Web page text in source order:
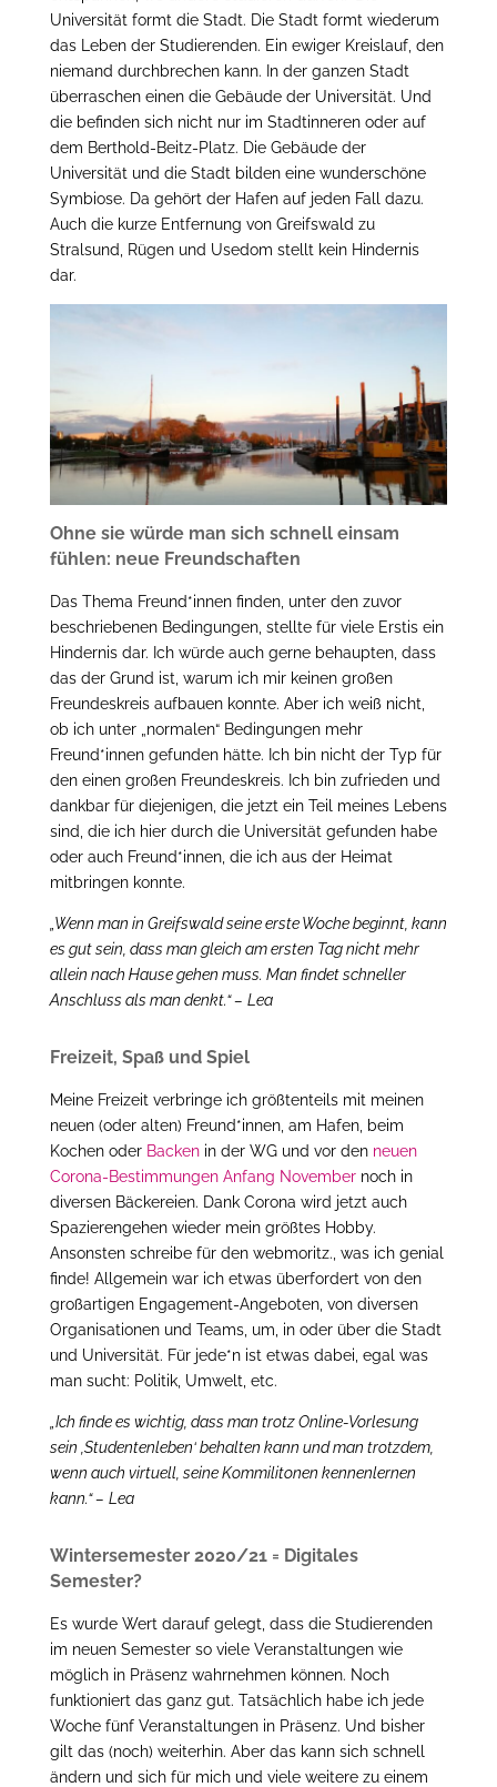
Universität formt die Stadt. Die Stadt formt wiederum
das Leben der Studierenden. Ein ewiger Kreislauf, den
niemand durchbrechen kann. In der ganzen Stadt
überraschen einen die Gebäude der Universität. Und
die befinden sich nicht nur im Stadtinneren oder auf
dem Berthold-Beitz-Platz. Die Gebäude der
Universität und die Stadt bilden eine wunderschöne
Symbiose. Da gehört der Hafen auf jeden Fall dazu.
Auch die kurze Entfernung von Greifswald zu
Stralsund, Rügen und Usedom stellt kein Hindernis
dar.
Ohne sie würde man sich schnell einsam
fühlen: neue Freundschaften
Das Thema Freund*innen finden, unter den zuvor
beschriebenen Bedingungen, stellte für viele Erstis ein
Hindernis dar. Ich würde auch gerne behaupten, dass
das der Grund ist, warum ich mir keinen großen
Freundeskreis aufbauen konnte. Aber ich weiß nicht,
ob ich unter „normalen“ Bedingungen mehr
Freund*innen gefunden hätte. Ich bin nicht der Typ für
den einen großen Freundeskreis. Ich bin zufrieden und
dankbar für diejenigen, die jetzt ein Teil meines Lebens
sind, die ich hier durch die Universität gefunden habe
oder auch Freund*innen, die ich aus der Heimat
mitbringen konnte.
„Wenn man in Greifswald seine erste Woche beginnt, kann
es gut sein, dass man gleich am ersten Tag nicht mehr
allein nach Hause gehen muss. Man findet schneller
Anschluss als man denkt.“ – Lea
Freizeit, Spaß und Spiel
Meine Freizeit verbringe ich größtenteils mit meinen
neuen (oder alten) Freund*innen, am Hafen, beim
Kochen oder Backenin der WG und vor den neuen
Corona-Bestimmungen Anfang Novembernoch in
diversen Bäckereien. Dank Corona wird jetzt auch
Spazierengehen wieder mein größtes Hobby.
Ansonsten schreibe für den webmoritz., was ich genial
finde! Allgemein war ich etwas überfordert von den
großartigen Engagement-Angeboten, von diversen
Organisationen und Teams, um, in oder über die Stadt
und Universität. Für jede*n ist etwas dabei, egal was
man sucht: Politik, Umwelt, etc.
„Ich finde es wichtig, dass man trotz Online-Vorlesung
sein ‚Studentenleben‘ behalten kann und man trotzdem,
wenn auch virtuell, seine Kommilitonen kennenlernen
kann.“ – Lea
Wintersemester 2020/21 = Digitales
Semester?
Es wurde Wert darauf gelegt, dass die Studierenden
im neuen Semester so viele Veranstaltungen wie
möglich in Präsenz wahrnehmen können. Noch
funktioniert das ganz gut. Tatsächlich habe ich jede
Woche fünf Veranstaltungen in Präsenz. Und bisher
gilt das (noch) weiterhin. Aber das kann sich schnell
ändern und sich für mich und viele weitere zu einem